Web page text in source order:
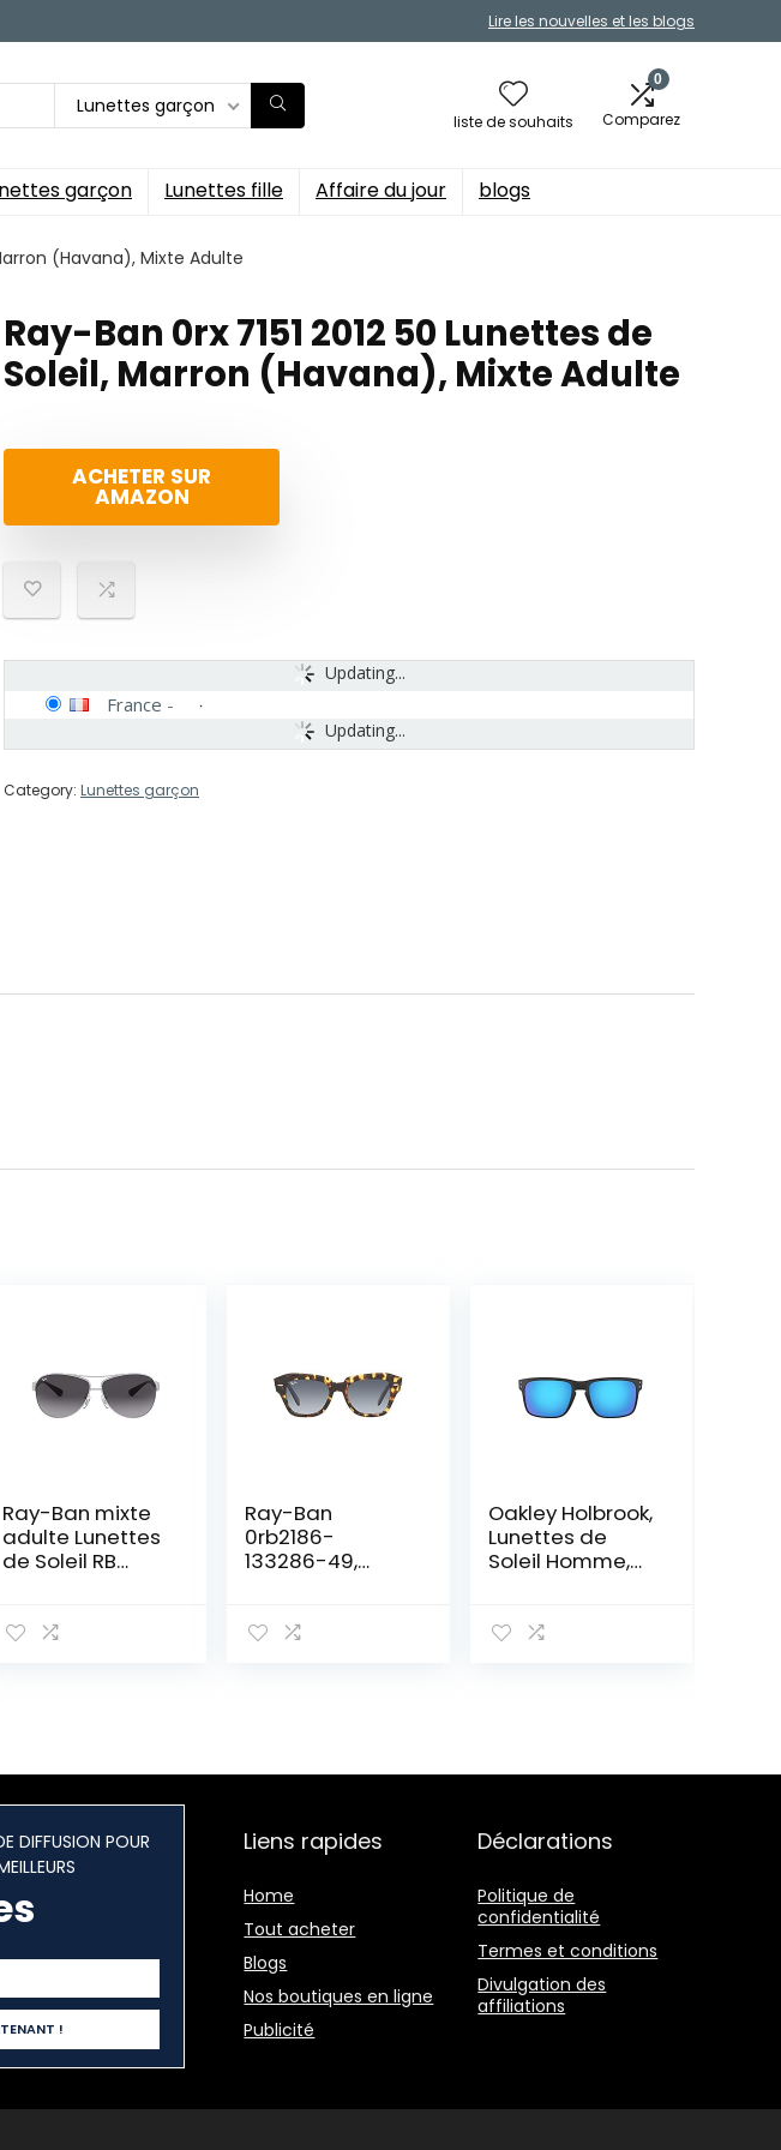
Lire les nouvelles et les blogs
Lunettes garçon
liste de souhaits
0
Comparez
garçon Lunettes fille Affaire du jour blogs
(Havana), Mixte Adulte
Ray-Ban 0rx 7151 2012 50 Lunettes de
Soleil, Marron (Havana), Mixte Adulte
ACHETER SUR
AMAZON
Updating...
Updating...
France -
Category: Lunettes garçon
Ray-Ban mixte
adulte Lunettes
de Soleil RB
Ray-Ban
0rb2186-
133286-49,
Yellow Havana,
Oakley Holbrook,
Lunettes de
Soleil Homme,
Unique
DIFFUSION POUR
Liens rapides
Home
Tout acheter
Blogs
Nos boutiques en ligne
Publicité
Déclarations
Politique de
confidentialité
Termes et conditions
Divulgation des
affiliations